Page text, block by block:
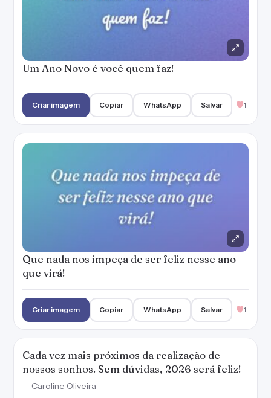
Um Ano Novo é você quem faz!
Criar imagem Copiar WhatsApp Salvar 1
Que nada nos impeça de ser feliz nesse ano
que virá!
Criar imagem Copiar WhatsApp Salvar 1
Cada vez mais próximos da realização de
nossos sonhos. Sem dúvidas, 2026 será feliz!
— Caroline Oliveira